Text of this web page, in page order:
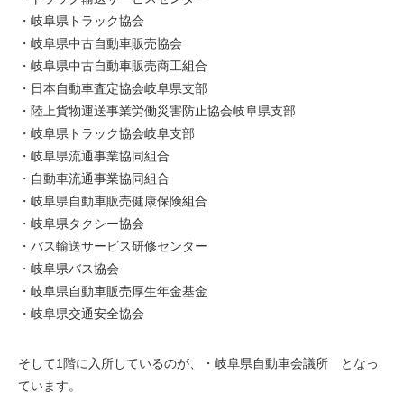
・岐阜県トラック協会
・岐阜県中古自動車販売協会
・岐阜県中古自動車販売商工組合
・日本自動車査定協会岐阜県支部
・陸上貨物運送事業労働災害防止協会岐阜県支部
・岐阜県トラック協会岐阜支部
・岐阜県流通事業協同組合
・自動車流通事業協同組合
・岐阜県自動車販売健康保険組合
・岐阜県タクシー協会
・バス輸送サービス研修センター
・岐阜県バス協会
・岐阜県自動車販売厚生年金基金
・岐阜県交通安全協会
そして1階に入所しているのが、・岐阜県自動車会議所 となっ
ています。